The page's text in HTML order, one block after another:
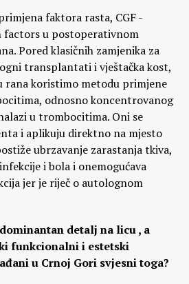
faktora rasta, CGF -
u postoperativnom
Pored klasičnih zamjenika za
transplantati i vještačka kost,
rana koristimo metodu primjene
odnosno koncentrovanog
u trombocitima. Oni se
i aplikuju direktno na mjesto
ubrzavanje zarastanja tkiva,
i bola i onemogućava
jer je riječ o autolognom
detalj na licu , a
funkcionalni i estetski
u Crnoj Gori svjesni toga?